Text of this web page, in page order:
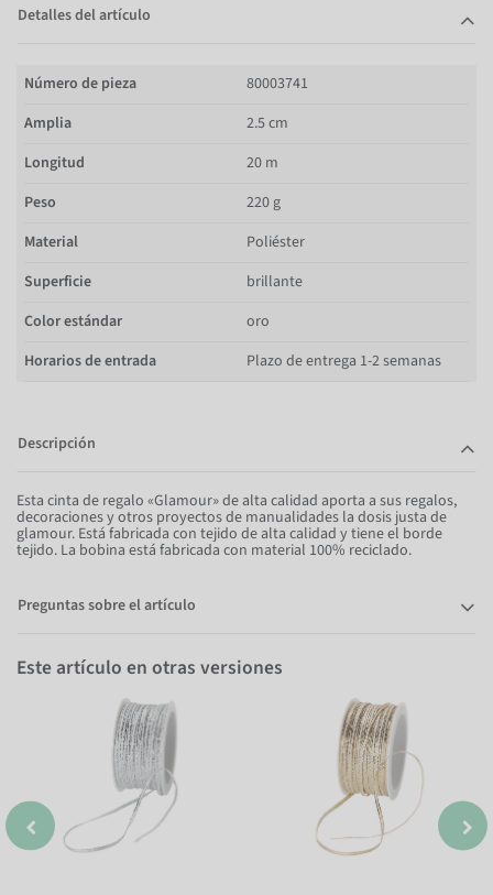
Detalles del artículo
Número de pieza
80003741
Amplia
2.5 cm
Longitud
20 m
Peso
220 g
Material
Poliéster
Superficie
brillante
Color estándar
oro
Horarios de entrada
Plazo de entrega 1-2 semanas
Descripción
Esta cinta de regalo «Glamour» de alta calidad aporta a sus regalos,
decoraciones y otros proyectos de manualidades la dosis justa de
glamour. Está fabricada con tejido de alta calidad y tiene el borde
tejido. La bobina está fabricada con material 100% reciclado.
Preguntas sobre el artículo
Este artículo en otras versiones